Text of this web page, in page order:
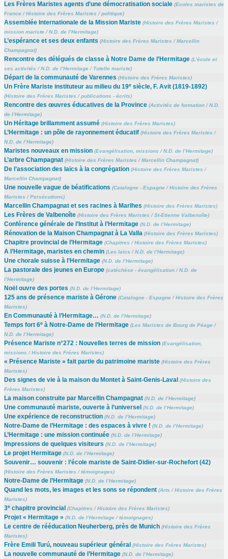
Les Frères Maristes agents d’une démocratisation sociale (Ecoles maristes de
France/Histoire des Frères Maristes /politique)
Assemblée Internationale de la Mission Mariste (Histoire des Frères Maristes /
mission mariste/N.D. de l’Hermitage)
L’espérance et ses deux enfants (Histoire des Frères Maristes /Marcellin
Champagnat)
Rencontre des délégués de classe à Notre Dame de l’Hermitage (L’école et
ses activités /N.D. de l’Hermitage/ Tutelle mariste)
Départ de la communauté de Varennes (Histoire des Frères Maristes)
Un Frère Mariste instituteur au milieu du 19esiècle, F. Avit (1819-1892)
(Histoire des Frères Maristes /publications - écrits)
Rencontre des œuvres éducatives de la Province (Activités de formation/N.D.
de l’Hermitage)
Un Héritage brillamment assumé (Histoire des Frères Maristes)
L’Hermitage : un pôle de rayonnement éducatif (Histoire des Frères Maristes /
N.D. de l’Hermitage)
Maristes nouveaux en mission (Evangélisation, missions /N.D. de l’Hermitage)
L’arbre Champagnat (Histoire des Frères Maristes /Marcellin Champagnat)
De l’association des laïcs à la congrégation (Histoire des Frères Maristes /
Marcellin Champagnat)
Une nouvelle vague de béatifications (Catalogne - Espagne/Histoire des Frères
Maristes /Persécutions)
Marcellin Champagnat et ses racines à Marlhes (Histoire des Frères Maristes)
Les Frères de Valbenoîte (Histoire des Frères Maristes /St-Etienne Valbenoîte)
Conférence générale de l’Institut à l’Hermitage (N.D. de l’Hermitage)
Rénovation de la Maison Champagnat à La Valla (Histoire des Frères Maristes)
Chapitre provincial de l’Hermitage (Chapitres /Histoire des Frères Maristes)
A l’Hermitage, maristes en chemin (Les laïcs /N.D. de l’Hermitage)
Une chorale suisse à l’Hermitage (N.D. de l’Hermitage)
La pastorale des jeunes en Europe (catéchèse - évangélisation/N.D. de
l’Hermitage)
Noël ouvre des portes (N.D. de l’Hermitage)
125 ans de présence mariste à Gérone (Catalogne - Espagne/Histoire des Frères
Maristes)
En Communauté à l’Hermitage… (N.D. de l’Hermitage)
Temps fort 6eà Notre-Dame de l’Hermitage (Les Maristes de Bourg de Péage/
N.D. de l’Hermitage)
Présence Mariste n°272 : Nouvelles terres de mission (Evangélisation,
missions /Histoire des Frères Maristes)
« Présence Mariste » fait partie du patrimoine mariste (Histoire des Frères
Maristes)
Des signes de vie à la maison du Montet à Saint-Genis-Laval (Histoire des
Frères Maristes)
La maison construite par Marcellin Champagnat (N.D. de l’Hermitage)
Une communauté mariste, ouverte à l’universel (N.D. de l’Hermitage)
Une expérience de reconstruction (N.D. de l’Hermitage)
Notre-Dame de l’Hermitage : des espaces à vivre ! (N.D. de l’Hermitage)
L’Hermitage : une mission continuée (N.D. de l’Hermitage)
Impressions de quelques visiteurs (N.D. de l’Hermitage)
Le projet Hermitage (N.D. de l’Hermitage)
Souvenir… souvenir : l’école mariste de Saint-Didier-sur-Rochefort (42)
(Histoire des Frères Maristes /témoignages)
Notre-Dame de l’Hermitage (N.D. de l’Hermitage)
Quand les mots, les images et les sons se répondent (Arts /Histoire des Frères
Maristes)
3echapitre provincial (Chapitres /Histoire des Frères Maristes)
Projet « Hermitage » (N.D. de l’Hermitage/témoignages)
Le centre de rééducation Neuherberg, près de Munich (Histoire des Frères
Maristes)
Frère Emili Turú, nouveau supérieur général (Histoire des Frères Maristes)
La nouvelle communauté de l’Hermitage (N.D. de l’Hermitage)